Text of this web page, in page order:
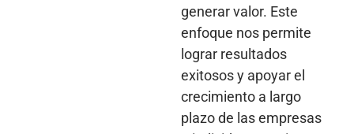
generar valor. Este
enfoque nos permite
lograr resultados
exitosos y apoyar el
crecimiento a largo
plazo de las empresas